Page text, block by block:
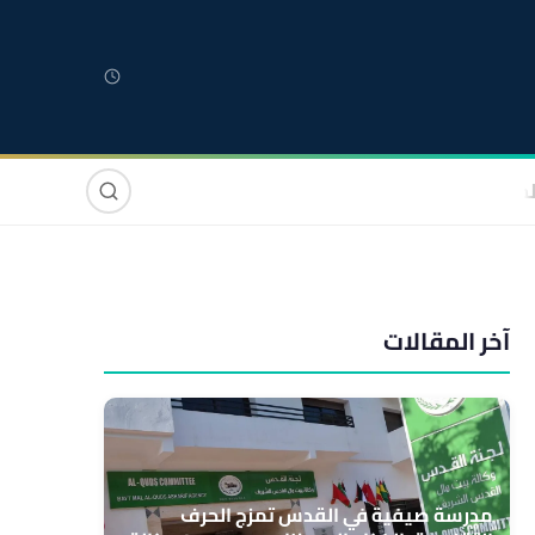
صوت وصورة
آخر المقالات
مدرسة صيفية في القدس تمزج الحرف